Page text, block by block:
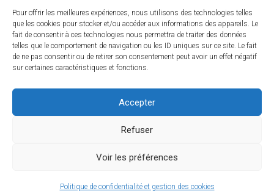
Pour offrir les meilleures expériences, nous utilisons des technologies telles
que les cookies pour stocker et/ou accéder aux informations des appareils. Le
fait de consentir à ces technologies nous permettra de traiter des données
telles que le comportement de navigation ou les ID uniques sur ce site. Le fait
de ne pas consentir ou de retirer son consentement peut avoir un effet négatif
sur certaines caractéristiques et fonctions.
Accepter
Refuser
Voir les préférences
Politique de confidentialité et gestion des cookies
contacter : contact@laliguedepoker.org